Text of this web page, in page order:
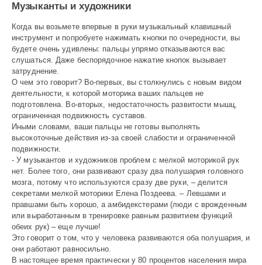
Музыканты и художники
Когда вы возьмете впервые в руки музыкальный клавишный
инструмент и попробуете нажимать кнопки по очередности, вы
будете очень удивлены: пальцы упрямо отказываются вас
слушаться. Даже беспорядочное нажатие кнопок вызывает
затруднение.
О чем это говорит? Во-первых, вы столкнулись с новым видом
деятельности, к которой моторика ваших пальцев не
подготовлена. Во-вторых, недостаточность развитости мышц,
ограниченная подвижность суставов.
Иными словами, ваши пальцы не готовы выполнять
высокоточные действия из-за своей слабости и ограниченной
подвижности.
- У музыкантов и художников проблем с мелкой моторикой рук
нет. Более того, они развивают сразу два полушария головного
мозга, потому что используются сразу две руки, – делится
секретами мелкой моторики Елена Поздеева. – Левшами и
правшами быть хорошо, а амбидекстерами (люди с врожденным
или выработанным в тренировке равным развитием функций
обеих рук) – еще лучше!
Это говорит о том, что у человека развиваются оба полушария, и
они работают равносильно.
В настоящее время практически у 80 процентов населения мира